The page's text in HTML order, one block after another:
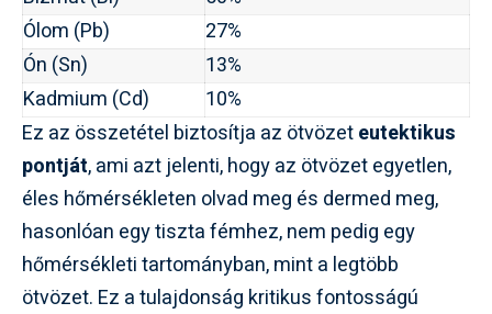
Ólom (Pb)
27%
Ón (Sn)
13%
Kadmium (Cd)
10%
Ez az összetétel biztosítja az ötvözeteutektikus
pontját, ami azt jelenti, hogy az ötvözet egyetlen,
éles hőmérsékleten olvad meg és dermed meg,
hasonlóan egy tiszta fémhez, nem pedig egy
hőmérsékleti tartományban, mint a legtöbb
ötvözet. Ez a tulajdonság kritikus fontosságú